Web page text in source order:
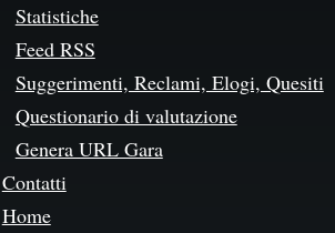
Statistiche
Feed RSS
Suggerimenti, Reclami, Elogi, Quesiti
Questionario di valutazione
Genera URL Gara
Contatti
Home